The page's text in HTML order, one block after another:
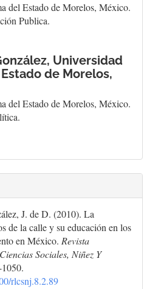
del Estado de Morelos, México.
Publica.
Universidad
de Morelos,
del Estado de Morelos, México.
J. de D. (2010). La
de la calle y su educación en los
en México. Revista
Sociales, Niñez Y
rlcsnj.8.2.89